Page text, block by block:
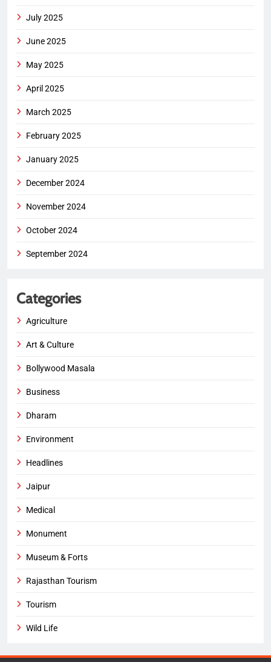
July 2025
June 2025
May 2025
April 2025
March 2025
February 2025
January 2025
December 2024
November 2024
October 2024
September 2024
Categories
Agriculture
Art & Culture
Bollywood Masala
Business
Dharam
Environment
Headlines
Jaipur
Medical
Monument
Museum & Forts
Rajasthan Tourism
Tourism
Wild Life